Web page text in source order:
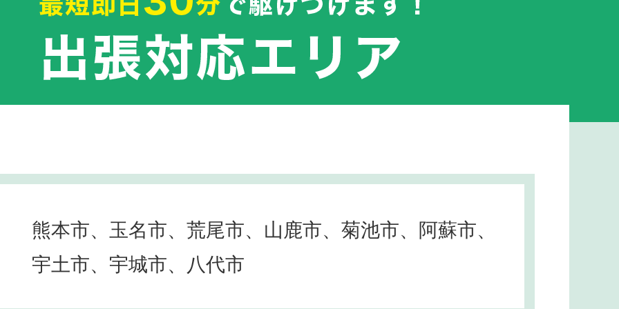
熊本市、玉名市、荒尾市、山鹿市、菊池市、阿蘇市、
宇土市、宇城市、八代市